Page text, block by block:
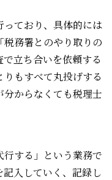
ており、具体的には
税務署とのやり取りの
立ち合いを依頼する
もすべて丸投げする
からなくても税理士
する」という業務で
入していく、記録し